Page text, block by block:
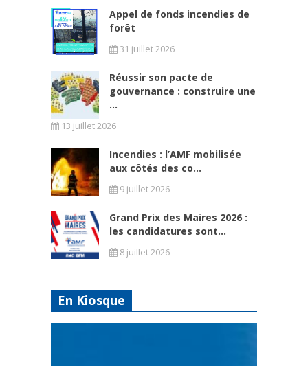
Appel de fonds incendies de
forêt
31 juillet 2026
Réussir son pacte de
gouvernance : construire une
...
13 juillet 2026
Incendies : l’AMF mobilisée
aux côtés des co...
9 juillet 2026
Grand Prix des Maires 2026 :
les candidatures sont...
8 juillet 2026
En Kiosque